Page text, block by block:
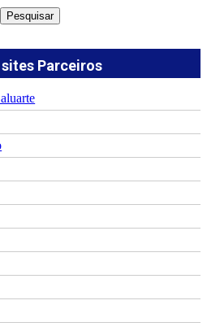
Pesquisar
Parceiros